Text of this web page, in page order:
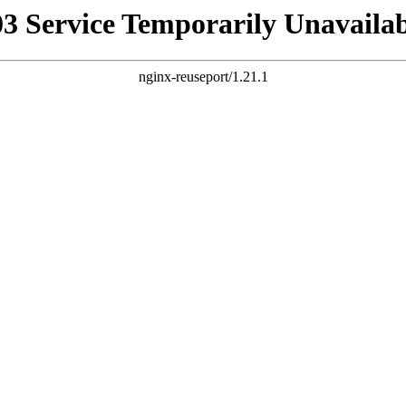
Service Temporarily
nginx-reuseport/1.21.1